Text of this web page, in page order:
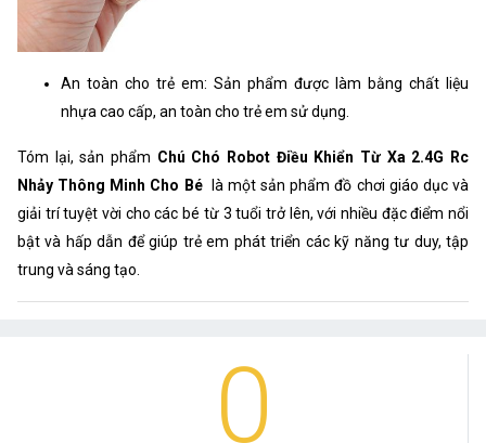
An toàn cho trẻ em: Sản phẩm được làm bằng chất liệu
nhựa cao cấp, an toàn cho trẻ em sử dụng.
Tóm lại, sản phẩm Chú Chó Robot Điều Khiển Từ Xa 2.4G Rc
Nhảy Thông Minh Cho Bé là một sản phẩm đồ chơi giáo dục và
giải trí tuyệt vời cho các bé từ 3 tuổi trở lên, với nhiều đặc điểm nổi
bật và hấp dẫn để giúp trẻ em phát triển các kỹ năng tư duy, tập
trung và sáng tạo.
0